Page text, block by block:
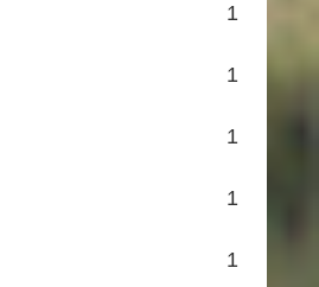
1
1
1
1
1